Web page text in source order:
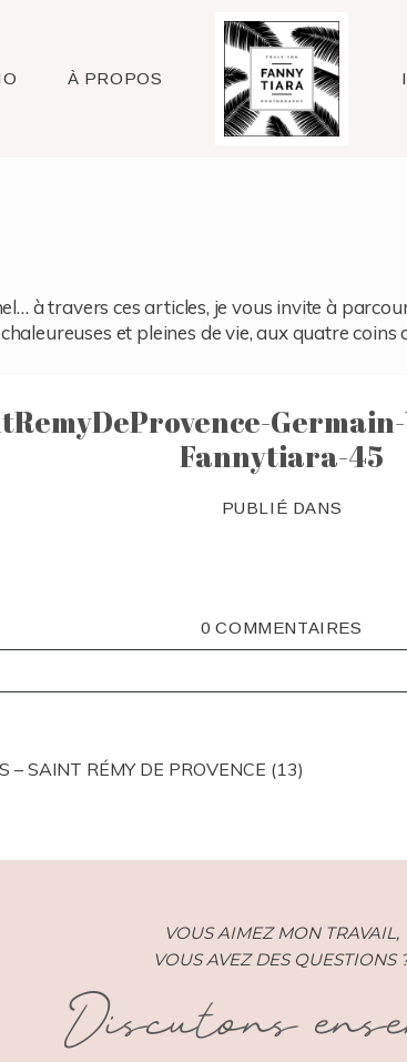
À PROPOS Raleigh
à travers ces articles, je vous invite à
et pleines de vie, aux quatre coins
Fannytiara-45
PUBLIÉ DANS
0 COMMENTAIRES
– SAINT RÉMY DE PROVENCE (13)
VOUS AIMEZ MON TRAVAIL,
VOUS AVEZ DES QUESTIONS
Discutons